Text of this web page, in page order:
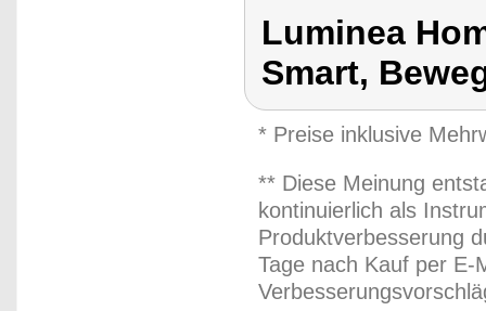
Luminea
Smart,
* Preise inklusive
** Diese Meinung
kontinuierlich als
Produktverbesserung
Tage nach Kauf per E-